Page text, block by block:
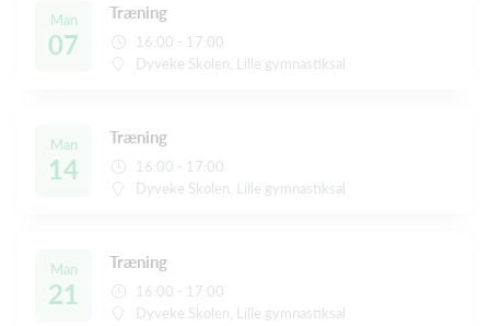
Man
07
Træning
16:00 - 17:00
Dyveke Skolen, Lille gymnastiksal
Man
14
Træning
16:00 - 17:00
Dyveke Skolen, Lille gymnastiksal
Man
21
Træning
16:00 - 17:00
Dyveke Skolen, Lille gymnastiksal